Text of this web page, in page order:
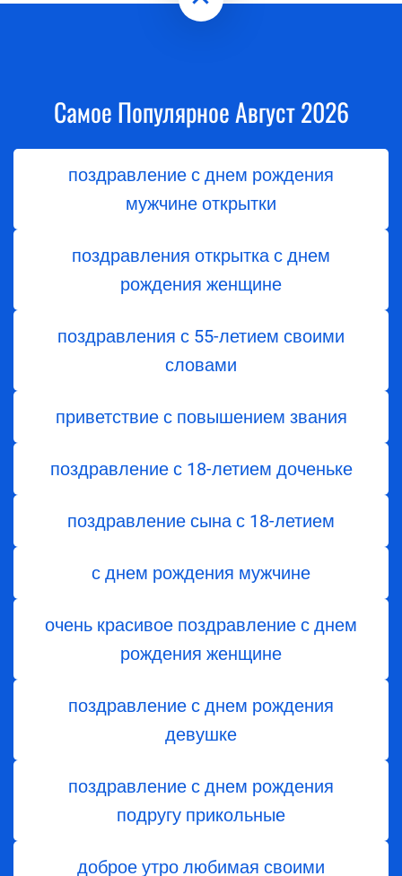
Самое Популярное Август 2026
поздравление с днем рождения
мужчине открытки
поздравления открытка с днем
рождения женщине
поздравления с 55-летием своими
словами
приветствие с повышением звания
поздравление с 18-летием доченьке
поздравление сына с 18-летием
с днем рождения мужчине
очень красивое поздравление с днем
рождения женщине
поздравление с днем рождения
девушке
поздравление с днем рождения
подругу прикольные
доброе утро любимая своими